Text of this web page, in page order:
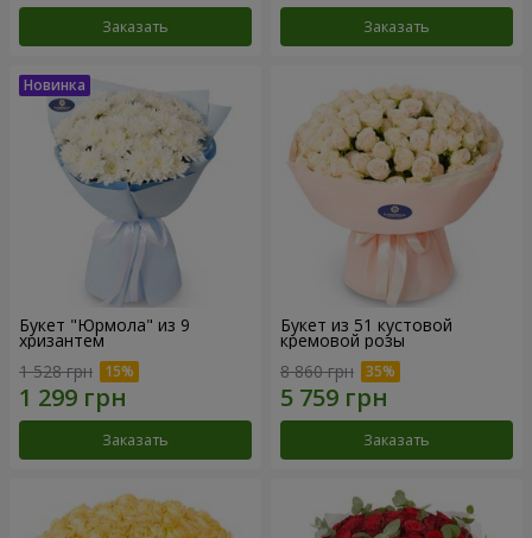
Заказать Заказать
Букет "Юрмола" из 9
хризантем
1 528 грн
Заказать
Букет из 51 кустовой
кремовой розы
8 860 грн
Заказать